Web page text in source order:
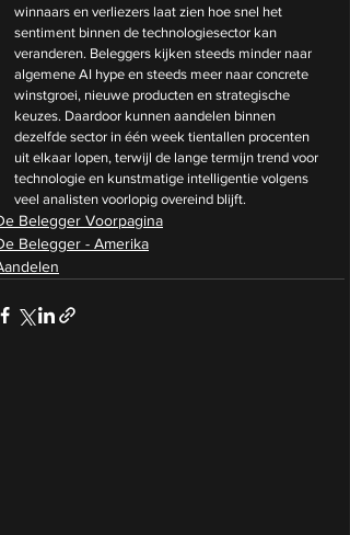
winnaars en verliezers laat zien hoe snel het
sentiment binnen de technologiesector kan
veranderen. Beleggers kijken steeds minder naar
algemene AI hype en steeds meer naar concrete
winstgroei, nieuwe producten en strategische
keuzes. Daardoor kunnen aandelen binnen
dezelfde sector in één week tientallen procenten
uit elkaar lopen, terwijl de lange termijn trend voor
technologie en kunstmatige intelligentie volgens
veel analisten voorlopig overeind blijft.
Belegger Voorpagina
Belegger - Amerika